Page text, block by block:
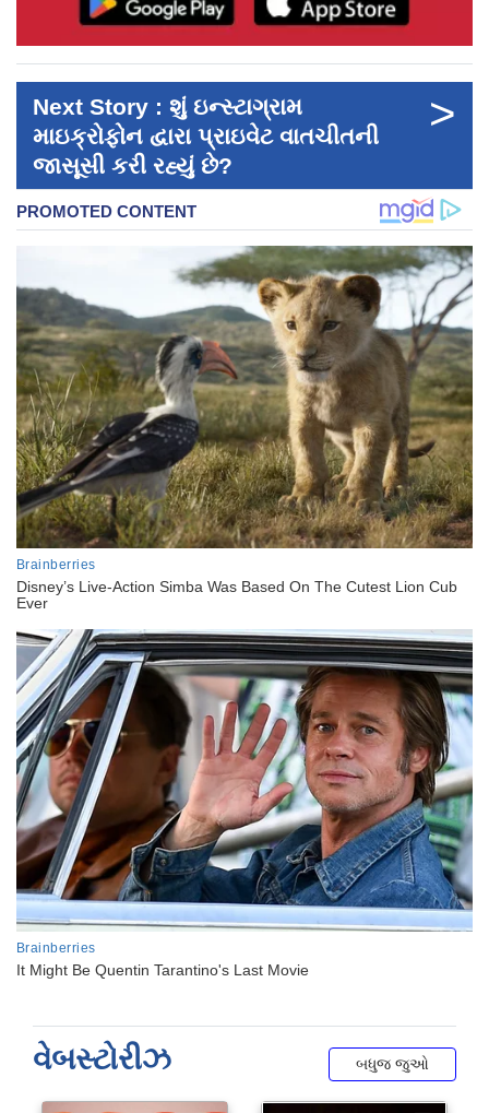
Next Story : શું ઇન્સ્ટાગ્રામ
માઇક્રોફોન દ્વારા પ્રાઇવેટ વાતચીતની
જાસૂસી કરી રહ્યું છે?
>
વેબસ્ટોરીઝ બધુજ જુઓ